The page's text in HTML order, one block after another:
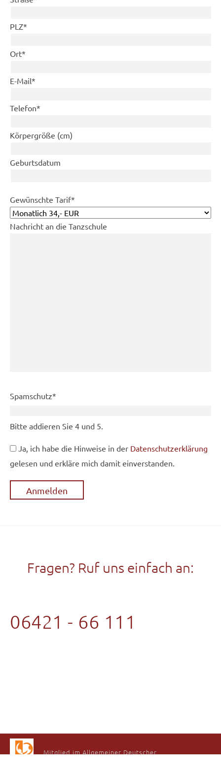
Pflichtfeld
PLZ*
Pflichtfeld
Ort*
Pflichtfeld
E-Mail*
Pflichtfeld
Telefon*
Körpergröße (cm)
Geburtsdatum
Pflichtfeld
Gewünschte Tarif*
Nachricht an die Tanzschule
Pflichtfeld
Spamschutz*
Bitte addieren Sie 4 und 5.
Ja, ich habe die Hinweise in der Datenschutzerklärung
gelesen und erkläre mich damit einverstanden.
Fragen? Ruf uns einfach an:
06421 - 66 111
Mitglied im Allgemeiner Deutscher